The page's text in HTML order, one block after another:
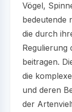
Vögel,
bedeutende
die durch
Regulierung
beitragen.
die
und deren
der